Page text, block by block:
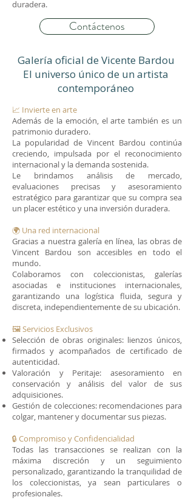
duradera.
Contáctenos
Galería oficial de Vicente Bardou
El universo único de un artista
contemporáneo
📈 Invierte en arte
Además de la emoción, el arte también es un
patrimonio duradero.
La popularidad de Vincent Bardou continúa
creciendo, impulsada por el reconocimiento
internacional y la demanda sostenida.
Le brindamos análisis de mercado,
evaluaciones precisas y asesoramiento
estratégico para garantizar que su compra sea
un placer estético y una inversión duradera.
🌍 Una red internacional
Gracias a nuestra galería en línea, las obras de
Vincent Bardou son accesibles en todo el
mundo.
Colaboramos con coleccionistas, galerías
asociadas e instituciones internacionales,
garantizando una logística fluida, segura y
discreta, independientemente de su ubicación.
🖼 Servicios Exclusivos
Selección de obras originales: lienzos únicos,
firmados y acompañados de certificado de
autenticidad.
Valoración y Peritaje: asesoramiento en
conservación y análisis del valor de sus
adquisiciones.
Gestión de colecciones: recomendaciones para
colgar, mantener y documentar sus piezas.
🔒 Compromiso y Confidencialidad
Todas las transacciones se realizan con la
máxima discreción y un seguimiento
personalizado, garantizando la tranquilidad de
los coleccionistas, ya sean particulares o
profesionales.